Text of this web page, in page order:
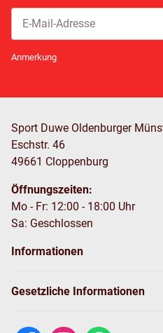
Anmerkung
Sport Duwe Oldenburger
Eschstr. 46
49661 Cloppenburg
Öffnungszeiten:
Mo - Fr: 12:00 - 18:00 Uhr
Sa: Geschlossen
Informationen
Gesetzliche Informationen